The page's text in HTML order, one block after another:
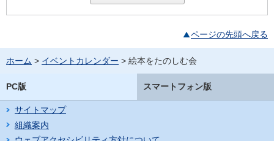
ページの先頭へ戻る
ホーム > イベントカレンダー > 絵本をたのしむ会
PC版 スマートフォン版
サイトマップ
組織案内